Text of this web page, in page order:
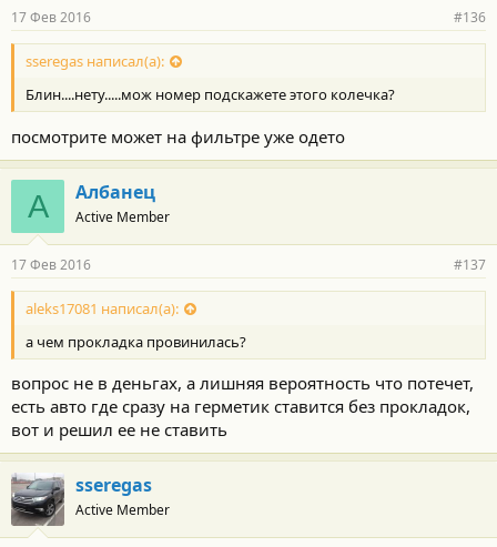
н
о
с
и
:
17 Фев 2016 #136
sseregas написал(а):
Блин....нету.....мож номер подскажете этого колечка?
посмотрите может на фильтре уже одето
А Албанец
Active Member
17 Фев 2016 #137
aleks17081 написал(а):
а чем прокладка провинилась?
вопрос не в деньгах, а лишняя вероятность что потечет,
есть авто где сразу на герметик ставится без прокладок,
вот и решил ее не ставить
sseregas
Active Member